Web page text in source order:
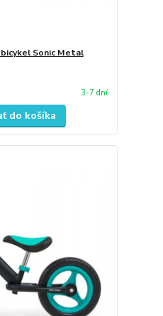
bicykel Sonic Metal
3-7 dní
do košíka